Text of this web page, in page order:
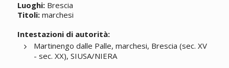
Luoghi: Brescia
Titoli:marchesi
Intestazioni di autorità:
Martinengo dalle Palle, marchesi, Brescia (sec. XV
- sec. XX), SIUSA/NIERA